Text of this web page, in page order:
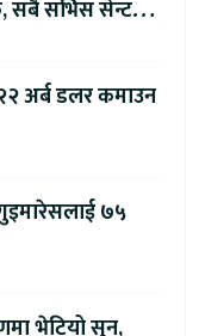
सर्भिस सेन्टरमा
अर्ब डलर कमाउन
७५